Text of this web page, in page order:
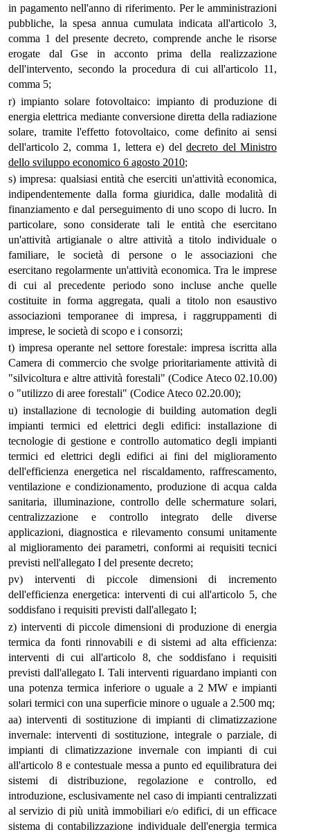
in pagamento nell'anno di riferimento. Per le amministrazioni
pubbliche, la spesa annua cumulata indicata all'articolo 3,
comma 1 del presente decreto, comprende anche le risorse
erogate dal Gse in acconto prima della realizzazione
dell'intervento, secondo la procedura di cui all'articolo 11,
comma 5;
r) impianto solare fotovoltaico: impianto di produzione di
energia elettrica mediante conversione diretta della radiazione
solare, tramite l'effetto fotovoltaico, come definito ai sensi
dell'articolo 2, comma 1, lettera e) deldecreto del Ministro
dello sviluppo economico 6 agosto 2010;
s) impresa: qualsiasi entità che eserciti un'attività economica,
indipendentemente dalla forma giuridica, dalle modalità di
finanziamento e dal perseguimento di uno scopo di lucro. In
particolare, sono considerate tali le entità che esercitano
un'attività artigianale o altre attività a titolo individuale o
familiare, le società di persone o le associazioni che
esercitano regolarmente un'attività economica. Tra le imprese
di cui al precedente periodo sono incluse anche quelle
costituite in forma aggregata, quali a titolo non esaustivo
associazioni temporanee di impresa, i raggruppamenti di
imprese, le società di scopo e i consorzi;
t) impresa operante nel settore forestale: impresa iscritta alla
Camera di commercio che svolge prioritariamente attività di
"silvicoltura e altre attività forestali" (Codice Ateco 02.10.00)
o "utilizzo di aree forestali" (Codice Ateco 02.20.00);
u) installazione di tecnologie di building automation degli
impianti termici ed elettrici degli edifici: installazione di
tecnologie di gestione e controllo automatico degli impianti
termici ed elettrici degli edifici ai fini del miglioramento
dell'efficienza energetica nel riscaldamento, raffrescamento,
ventilazione e condizionamento, produzione di acqua calda
sanitaria, illuminazione, controllo delle schermature solari,
centralizzazione e controllo integrato delle diverse
applicazioni, diagnostica e rilevamento consumi unitamente
al miglioramento dei parametri, conformi ai requisiti tecnici
previsti nell'allegato I del presente decreto;
pv) interventi di piccole dimensioni di incremento
dell'efficienza energetica: interventi di cui all'articolo 5, che
soddisfano i requisiti previsti dall'allegato I;
z) interventi di piccole dimensioni di produzione di energia
termica da fonti rinnovabili e di sistemi ad alta efficienza:
interventi di cui all'articolo 8, che soddisfano i requisiti
previsti dall'allegato I. Tali interventi riguardano impianti con
una potenza termica inferiore o uguale a 2 MW e impianti
solari termici con una superficie minore o uguale a 2.500 mq;
aa) interventi di sostituzione di impianti di climatizzazione
invernale: interventi di sostituzione, integrale o parziale, di
impianti di climatizzazione invernale con impianti di cui
all'articolo 8 e contestuale messa a punto ed equilibratura dei
sistemi di distribuzione, regolazione e controllo, ed
introduzione, esclusivamente nel caso di impianti centralizzati
al servizio di più unità immobiliari e/o edifici, di un efficace
sistema di contabilizzazione individuale dell'energia termica